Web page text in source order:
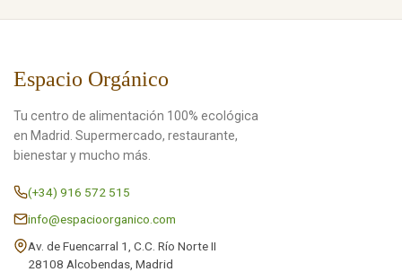
Espacio Orgánico
Tu centro de alimentación 100% ecológica
en Madrid. Supermercado, restaurante,
bienestar y mucho más.
(+34) 916 572 515
info@espacioorganico.com
Av. de Fuencarral 1, C.C. Río Norte II
28108 Alcobendas, Madrid